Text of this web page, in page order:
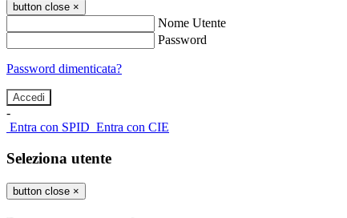
button close ×
Nome Utente
Password
Password dimenticata?
-
Entra con SPID Entra con CIE
Seleziona utente
button close ×